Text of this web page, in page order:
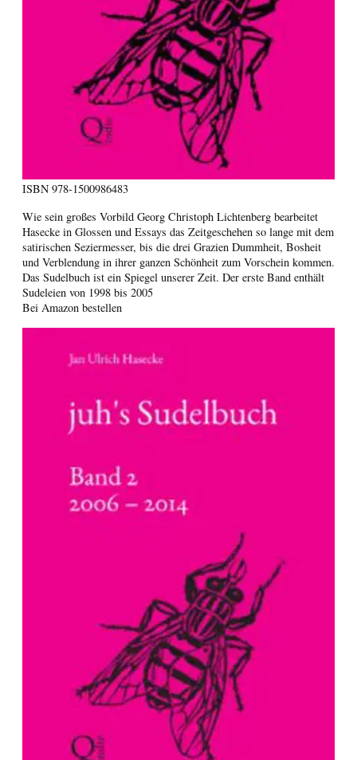
ISBN 978-1500986483
Wie sein großes Vorbild Georg Christoph Lichtenberg bearbeitet
Hasecke in Glossen und Essays das Zeitgeschehen so lange mit dem
satirischen Seziermesser, bis die drei Grazien Dummheit, Bosheit
und Verblendung in ihrer ganzen Schönheit zum Vorschein kommen.
Das Sudelbuch ist ein Spiegel unserer Zeit. Der erste Band enthält
Sudeleien von 1998 bis 2005
Bei Amazon bestellen